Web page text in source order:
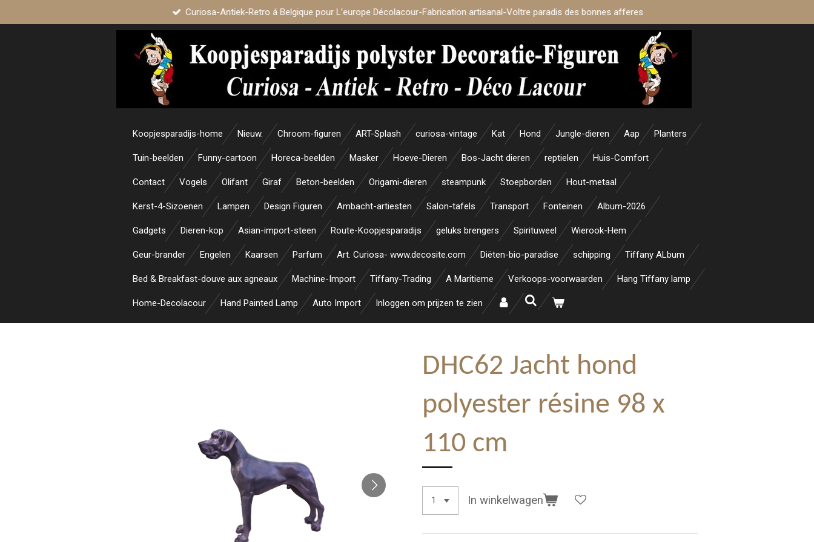
Curiosa-Antiek-Retro á Belgique pour L’europe Décolacour-Fabrication artisanal-Voltre paradis des bonnes afferes
Koopjesparadijs-home Nieuw. Chroom-figuren ART-Splash curiosa-vintage Kat Hond Jungle-dieren Aap Planters
Tuin-beelden Funny-cartoon Horeca-beelden Masker Hoeve-Dieren Bos-Jacht dieren reptielen Huis-Comfort
Contact Vogels Olifant Giraf Beton-beelden Origami-dieren steampunk Stoepborden Hout-metaal
Kerst-4-Sizoenen Lampen Design Figuren Ambacht-artiesten Salon-tafels Transport Fonteinen Album-2026
Gadgets Dieren-kop Asian-import-steen Route-Koopjesparadijs geluks brengers Spirituweel Wierook-Hem
Geur-brander Engelen Kaarsen Parfum Art. Curiosa- www.decosite.com Diëten-bio-paradise schipping Tiffany ALbum
Bed & Breakfast-douve aux agneaux Machine-Import Tiffany-Trading A Maritieme Verkoops-voorwaarden Hang Tiffany lamp
Home-Decolacour Hand Painted Lamp Auto Import Inloggen om prijzen te zien
DHC62 Jacht hond
polyester résine 98 x
110 cm
In winkelwagen